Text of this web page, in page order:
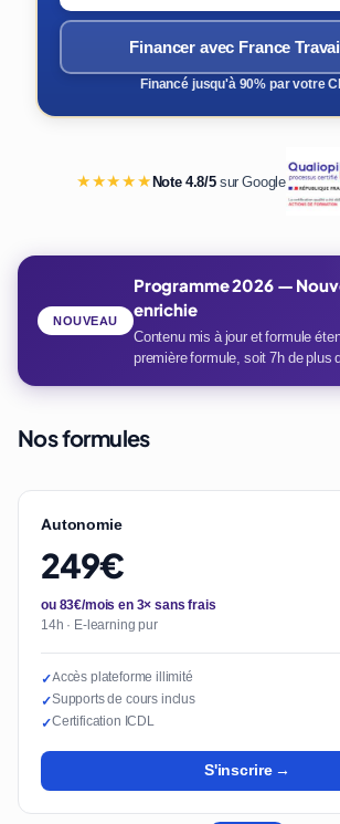
Financer avec France
Financé jusqu'à 90% par votre
★★★★★Note 4.8/5sur Google
Programme 2026 —
enrichie
Contenu mis à jour et formule
première formule, soit 7h de plus
NOUVEAU
Nos formules
Autonomie
249€
ou 83€/mois en 3× sans frais
14h · E-learning pur
✓Accès plateforme illimité
✓Supports de cours inclus
✓Certification ICDL
S'inscrire →